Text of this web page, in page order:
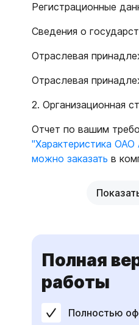
Регистрационные
Сведения о
Отраслевая
Отраслевая
2. Организационная
Отчет по вашим
"Характеристика
можно заказать в
Полная
работы
Полностью